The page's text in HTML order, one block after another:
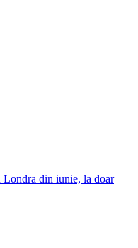
din iunie, la doar